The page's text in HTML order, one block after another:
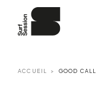
ACCUEIL GOOD CALL